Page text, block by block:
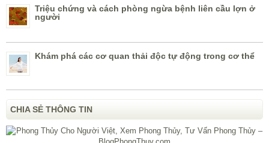
Triệu chứng và cách phòng ngừa bệnh liên cầu lợn ở
người
Khám phá các cơ quan thải độc tự động trong cơ thể
CHIA SẺ THÔNG TIN